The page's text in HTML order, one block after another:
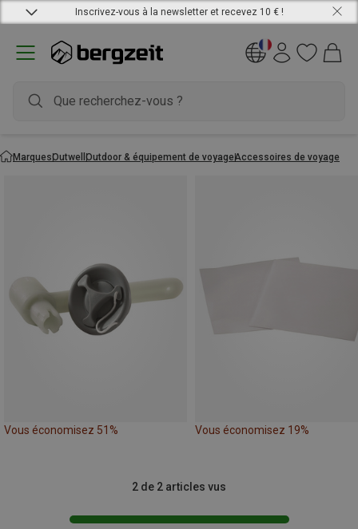
Inscrivez-vous à la newsletter et recevez 10 € !
MarquesOutwell Outdoor & équipement de voyageAccessoires de voyage
Vous économisez 51% Vous économisez 19%
2 de 2 articles vus